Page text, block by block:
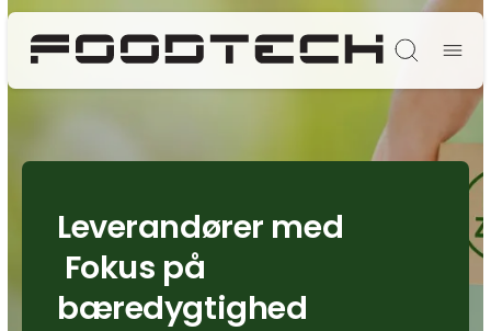
Søg
Leverandører med
Fokus på
bæredygtighed